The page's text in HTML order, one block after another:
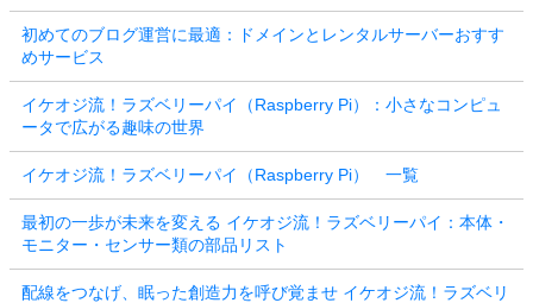
初めてのブログ運営に最適：ドメインとレンタルサーバーおすす
めサービス
イケオジ流！ラズベリーパイ（Raspberry Pi）：小さなコンピュ
ータで広がる趣味の世界
イケオジ流！ラズベリーパイ（Raspberry Pi） 一覧
最初の一歩が未来を変える イケオジ流！ラズベリーパイ：本体・
モニター・センサー類の部品リスト
配線をつなげ、眠った創造力を呼び覚ませ イケオジ流！ラズベリ